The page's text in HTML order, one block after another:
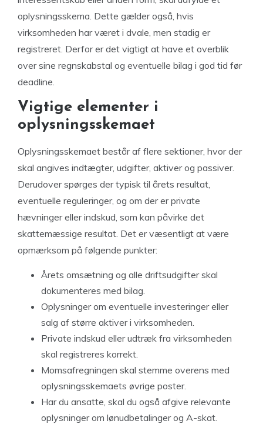
oplysningsskema. Dette gælder også, hvis
virksomheden har været i dvale, men stadig er
registreret. Derfor er det vigtigt at have et overblik
over sine regnskabstal og eventuelle bilag i god tid før
deadline.
Vigtige elementer i
oplysningsskemaet
Oplysningsskemaet består af flere sektioner, hvor der
skal angives indtægter, udgifter, aktiver og passiver.
Derudover spørges der typisk til årets resultat,
eventuelle reguleringer, og om der er private
hævninger eller indskud, som kan påvirke det
skattemæssige resultat. Det er væsentligt at være
opmærksom på følgende punkter:
Årets omsætning og alle driftsudgifter skal
dokumenteres med bilag.
Oplysninger om eventuelle investeringer eller
salg af større aktiver i virksomheden.
Private indskud eller udtræk fra virksomheden
skal registreres korrekt.
Momsafregningen skal stemme overens med
oplysningsskemaets øvrige poster.
Har du ansatte, skal du også afgive relevante
oplysninger om lønudbetalinger og A-skat.